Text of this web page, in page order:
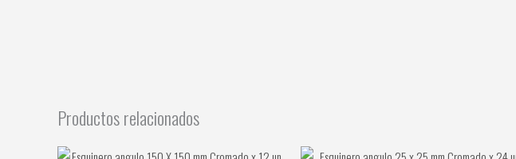
Productos relacionados